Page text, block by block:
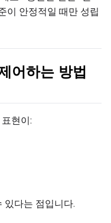
Seed
LoRA Scale
이 안정적일 때만 성립
어하는 방법
현이:
있다는 점입니다.